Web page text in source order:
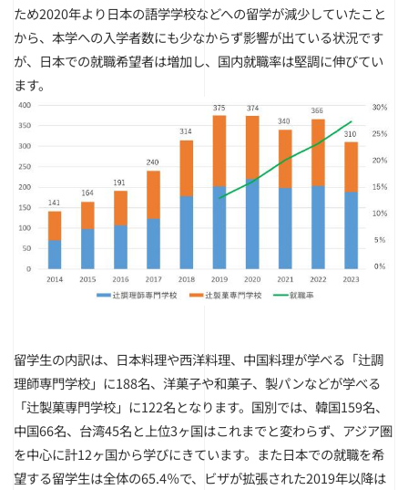
ため2020年より日本の語学学校などへの留学が減少していたこと
から、本学への入学者数にも少なからず影響が出ている状況です
が、日本での就職希望者は増加し、国内就職率は堅調に伸びてい
ます。
留学生の内訳は、日本料理や西洋料理、中国料理が学べる「辻調
理師専門学校」に188名、洋菓子や和菓子、製パンなどが学べる
「辻製菓専門学校」に122名となります。国別では、韓国159名、
中国66名、台湾45名と上位3ヶ国はこれまでと変わらず、アジア圏
を中心に計12ヶ国から学びにきています。 また日本での就職を希
望する留学生は全体の65.4％で、ビザが拡張された2019年以降は